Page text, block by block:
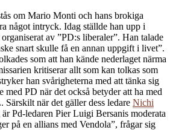
om Mario Monti och hans brokiga
något intryck. Idag ställde han upp i
av ”PD:s liberaler”. Han talade
snart skulle få en annan uppgift i livet”.
som att han kände nederlaget närma
kritiserar allt som kan tolkas som
han svårigheterna med att tänka sig
med PD när det också betyder att ha med
Särskilt när det gäller dess ledare Nichi
Pd-ledaren Pier Luigi Bersanis moderata
på en allians med Vendola”, frågar sig